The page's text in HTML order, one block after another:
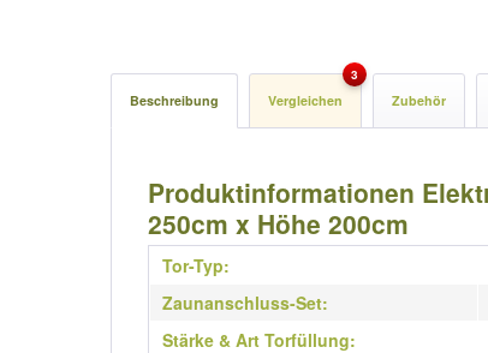
Beschreibung Vergleichen
3
Zubehör
Produktinformationen
250cm x Höhe 200cm
Tor-Typ:
Zaunanschluss-Set:
Stärke & Art Torfüllung: